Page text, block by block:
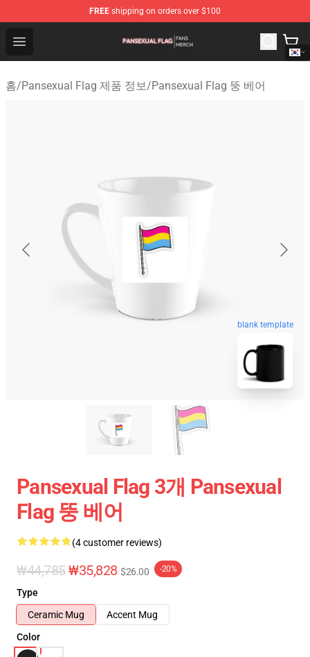
FREE shipping on orders over $100
Open menu
Pansexual Flag Shop - Official Pansexual Flag
홈/Pansexual Flag 제품 정보/Pansexual Flag 뚱 베어
blank template
Pansexual Flag 3개 Pansexual
Flag 뚱 베어
(4 customer reviews)
₩44,785₩35,828 $26.00 -20%
Type
Ceramic Mug
Accent Mug
Color